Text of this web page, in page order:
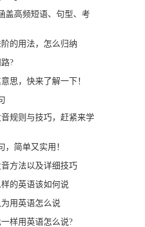
盖高频短语、句型、考
的用法，怎么归纳
?
思，快来了解一下！
规则与技巧，赶紧来学
，简单又实用！
方法以及详细技巧
样的英语该如何说
为用英语怎么说
一样用英语怎么说?